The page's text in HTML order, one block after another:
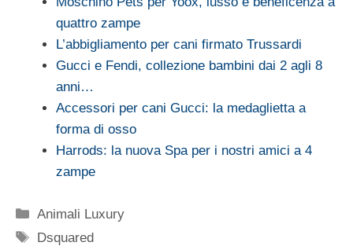
quattro zampe
L’abbigliamento per cani firmato Trussardi
Gucci e Fendi, collezione bambini dai 2 agli 8
anni…
Accessori per cani Gucci: la medaglietta a
forma di osso
Harrods: la nuova Spa per i nostri amici a 4
zampe
Categorie
Animali Luxury
Tag
Dsquared